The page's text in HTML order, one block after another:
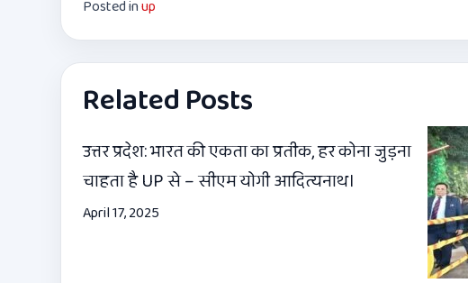
Posted inup
Related Posts
उत्तर प्रदेश: भारत की एकता का प्रतीक, हर कोना जुड़ना
चाहता है UP से – सीएम योगी आदित्यनाथ।
April 17, 2025